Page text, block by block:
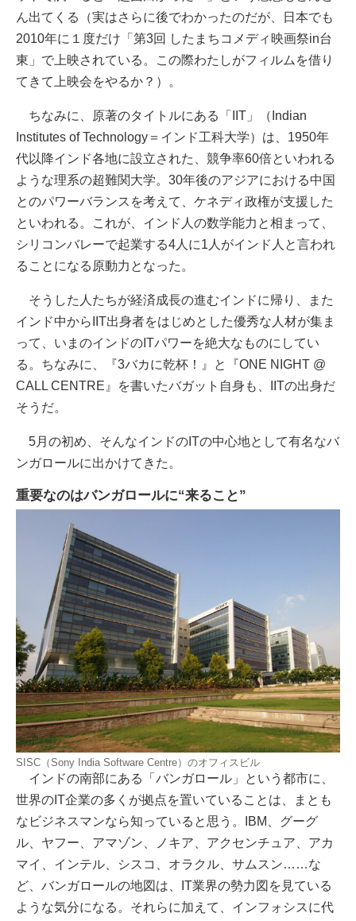
ん出てくる（実はさらに後でわかったのだが、日本でも
2010年に１度だけ「第3回 したまちコメディ映画祭in台
東」で上映されている。この際わたしがフィルムを借り
てきて上映会をやるか？）。
ちなみに、原著のタイトルにある「IIT」（Indian
Institutes of Technology＝インド工科大学）は、1950年
代以降インド各地に設立された、競争率60倍といわれる
ような理系の超難関大学。30年後のアジアにおける中国
とのパワーバランスを考えて、ケネディ政権が支援した
といわれる。これが、インド人の数学能力と相まって、
シリコンバレーで起業する4人に1人がインド人と言われ
ることになる原動力となった。
そうした人たちが経済成長の進むインドに帰り、また
インド中からIIT出身者をはじめとした優秀な人材が集ま
って、いまのインドのITパワーを絶大なものにしてい
る。ちなみに、『3バカに乾杯！』と『ONE NIGHT @
CALL CENTRE』を書いたバガット自身も、IITの出身だ
そうだ。
5月の初め、そんなインドのITの中心地として有名なバ
ンガロールに出かけてきた。
重要なのはバンガロールに“来ること”
SISC（Sony India Software Centre）のオフィスビル
インドの南部にある「バンガロール」という都市に、
世界のIT企業の多くが拠点を置いていることは、まとも
なビジネスマンなら知っていると思う。IBM、グーグ
ル、ヤフー、アマゾン、ノキア、アクセンチュア、アカ
マイ、インテル、シスコ、オラクル、サムスン……な
ど、バンガロールの地図は、IT業界の勢力図を見ている
ような気分になる。それらに加えて、インフォシスに代